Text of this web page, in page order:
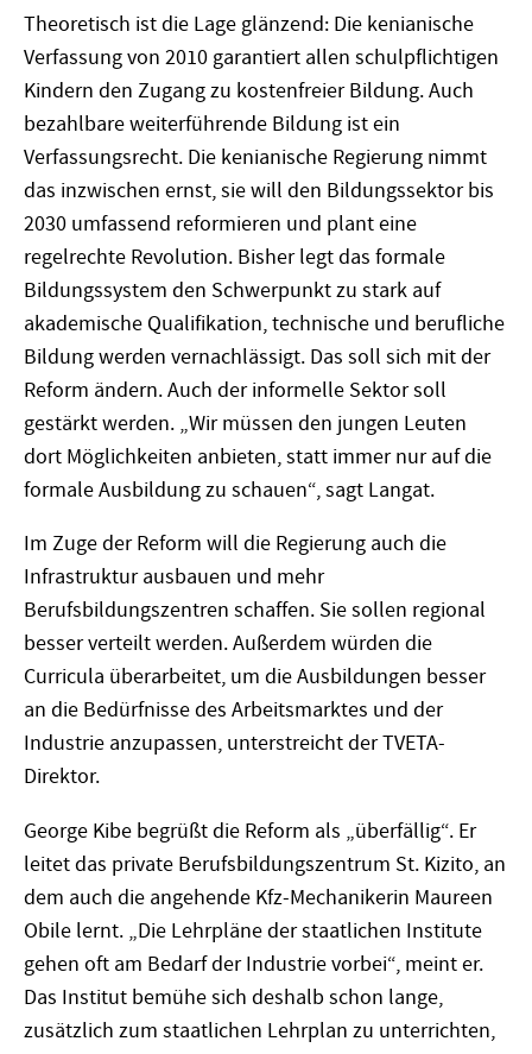
Theoretisch ist die Lage glänzend: Die kenianische
Verfassung von 2010 garantiert allen schulpflichtigen
Kindern den Zugang zu kostenfreier Bildung. Auch
bezahlbare weiterführende Bildung ist ein
Verfassungsrecht. Die kenianische Regierung nimmt
das inzwischen ernst, sie will den Bildungssektor bis
2030 umfassend reformieren und plant eine
regelrechte Revolution. Bisher legt das formale
Bildungssystem den Schwerpunkt zu stark auf
akademische Qualifikation, technische und berufliche
Bildung werden vernachlässigt. Das soll sich mit der
Reform ändern. Auch der informelle Sektor soll
gestärkt werden. „Wir müssen den jungen Leuten
dort Möglichkeiten anbieten, statt immer nur auf die
formale Ausbildung zu schauen“, sagt Langat.
Im Zuge der Reform will die Regierung auch die
Infrastruktur ausbauen und mehr
Berufsbildungszentren schaffen. Sie sollen regional
besser verteilt werden. Außerdem würden die
Curricula überarbeitet, um die Ausbildungen besser
an die Bedürfnisse des Arbeitsmarktes und der
Industrie anzupassen, unterstreicht der TVETA-
Direktor.
George Kibe begrüßt die Reform als „überfällig“. Er
leitet das private Berufsbildungszentrum St. Kizito, an
dem auch die angehende Kfz-Mechanikerin Maureen
Obile lernt. „Die Lehrpläne der staatlichen Institute
gehen oft am Bedarf der Industrie vorbei“, meint er.
Das Institut bemühe sich deshalb schon lange,
zusätzlich zum staatlichen Lehrplan zu unterrichten,